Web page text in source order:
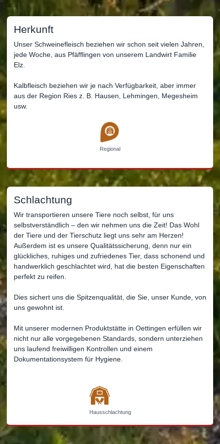
Herkunft
Unser Schweinefleisch beziehen wir schon seit vielen Jahren,
jede Woche, aus Pfäfflingen von unserem Landwirt Familie
Elz.
Kalbfleisch beziehen wir je nach Verfügbarkeit, aber immer
aus der Region Ries z. B. Hausen, Lehmingen, Megesheim
usw.
Regional
Schlachtung
Wir transportieren unsere Tiere noch selbst, für uns
selbstverständlich – den wir nehmen uns die Zeit! Das Wohl
der Tiere und der Tierschutz liegt uns sehr am Herzen!
Außerdem ist es unsere Qualitätssicherung, denn nur ein
glückliches, ruhiges und zufriedenes Tier, dass schonend und
handwerklich geschlachtet wird, hat die besten Eigenschaften
perfekt zu reifen.
Dies sichert uns die Spitzenqualität, die Sie, unser Kunde, von
uns gewohnt ist.
Mit unserer modernen Produktstätte in Oettingen erfüllen wir
nicht nur alle vorgegebenen Standards, sondern unterziehen
uns laufend freiwilligen Kontrollen und einem
Dokumentationsystem für Hygiene.
Hausschlachtung